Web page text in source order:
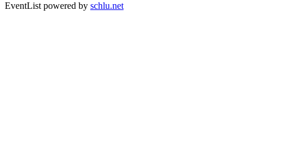
EventList powered by schlu.net